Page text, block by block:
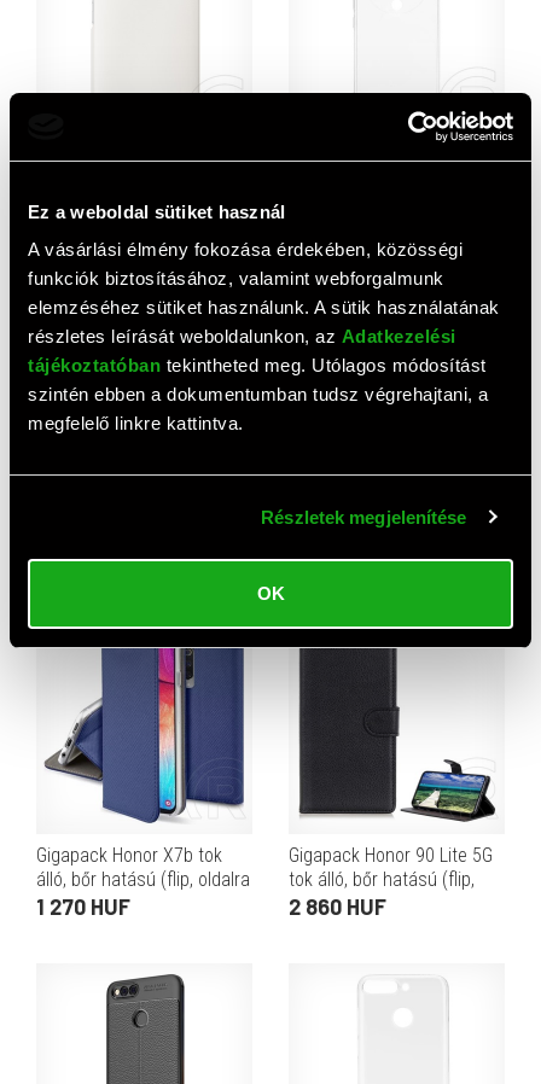
Ez a weboldal sütiket használ
A vásárlási élmény fokozása érdekében, közösségi
funkciók biztosításához, valamint webforgalmunk
elemzéséhez sütiket használunk. A sütik használatának
részletes leírását weboldalunkon, az Adatkezelési
tájékoztatóban tekintheted meg. Utólagos módosítást
szintén ebben a dokumentumban tudsz végrehajtani, a
megfelelő linkre kattintva.
Részletek megjelenítése
OK
Honor 7 Lite Flip Cover tok
1 990 HUF
Gigapack Honor Magic 8
sarok) átlátszó
fekete
990 HUF
Gigapack műanyag
telefonvédő (közepesen
ütésálló, Honor X10 szilikon
1 820 HUF
Gigapack Honor X7b tok
álló, bőr hatású (flip, oldalra
nyíló, asztali tartó,
1 270 HUF
Gigapack Honor 90 Lite 5G
tok álló, bőr hatású (flip,
oldalra nyíló, asztali tartó
2 860 HUF